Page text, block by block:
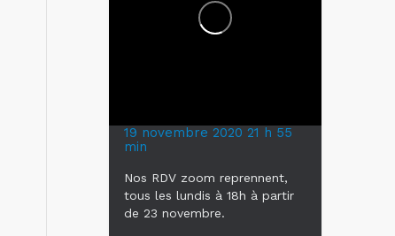
19 novembre 2020 21 h 55
min
Nos RDV zoom reprennent,
tous les lundis à 18h à partir
de 23 novembre.